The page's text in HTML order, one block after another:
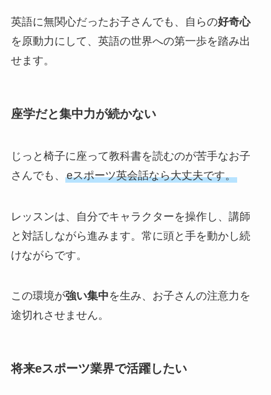
英語に無関心だったお子さんでも、自らの好奇心
を原動力にして、英語の世界への第一歩を踏み出
せます。
座学だと集中力が続かない
じっと椅子に座って教科書を読むのが苦手なお子
さんでも、 eスポーツ英会話なら大丈夫です。
レッスンは、自分でキャラクターを操作し、講師
と対話しながら進みます。常に頭と手を動かし続
けながらです。
この環境が強い集中を生み、お子さんの注意力を
途切れさせません。
将来eスポーツ業界で活躍したい